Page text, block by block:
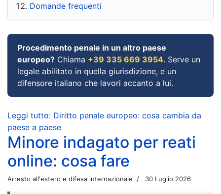
Domande frequenti
Procedimento penale in un altro paese
europeo? Chiama +39 335 669 3954. Serve un
legale abilitato in quella giurisdizione, e un
difensore italiano che lavori accanto a lui.
Leggi tutto: Diritto penale europeo: cosa cambia da
paese a paese
Minore indagato per reati
online: cosa fare
Arresto all'estero e difesa internazionale 30 Luglio 2026